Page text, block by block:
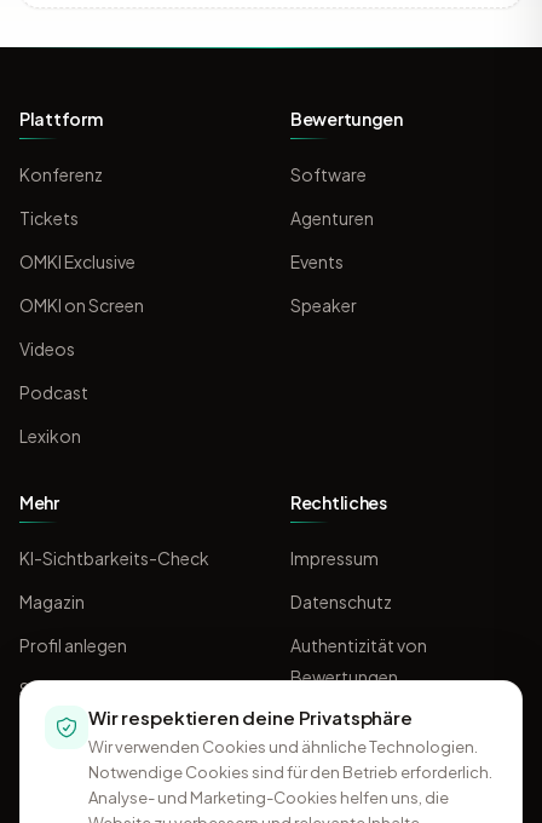
Plattform
Konferenz
Tickets
OMKI Exclusive
OMKI on Screen
Videos
Podcast
Lexikon
Bewertungen
Software
Agenturen
Events
Speaker
Mehr
KI-Sichtbarkeits-Check
Magazin
Profil anlegen
Sponsoring
Rechtliches
Impressum
Datenschutz
Authentizität von
Bewertungen
AGB
Wir respektieren deine Privatsphäre
Wir verwenden Cookies und ähnliche Technologien.
Notwendige Cookies sind für den Betrieb erforderlich.
Analyse- und Marketing-Cookies helfen uns, die